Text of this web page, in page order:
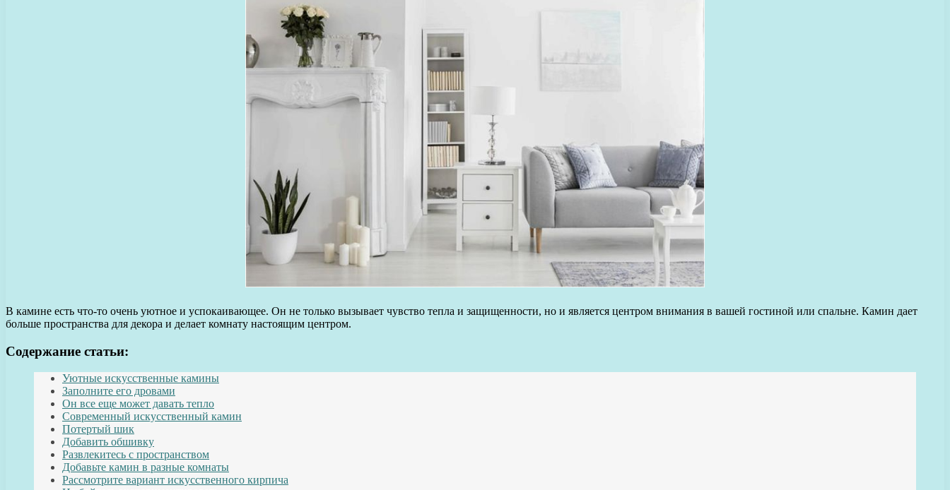
В камине есть что-то очень уютное и успокаивающее. Он не только вызывает чувство тепла и защищенности, но и является центром внимания в вашей гостиной или спальне. Камин дает
больше пространства для декора и делает комнату настоящим центром.
Содержание статьи:
Уютные искусственные камины
Заполните его дровами
Он все еще может давать тепло
Современный искусственный камин
Потертый шик
Добавить обшивку
Развлекитесь с пространством
Добавьте камин в разные комнаты
Рассмотрите вариант искусственного кирпича